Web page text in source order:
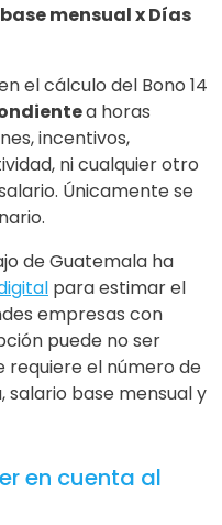
mensual x Días
el cálculo del Bono 14
a horas
incentivos,
ni cualquier otro
Únicamente se
de Guatemala ha
para estimar el
empresas con
puede no ser
requiere el número de
salario base mensual y
en cuenta al